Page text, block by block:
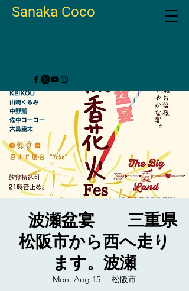
Sanaka Coco
波瀬盆宴 三重県
松阪市から西へ走り
ます。波瀬
Mon, Aug 15
  |
松阪市